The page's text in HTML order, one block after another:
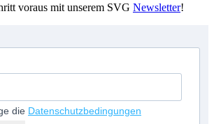
voraus mit unserem SVG Newsletter!
die Datenschutzbedingungen